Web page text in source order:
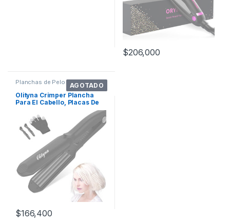
$206,000
AGOTADO
Planchas de Pelo
Olityna Crimper Plancha
Para El Cabello, Placas De
$166,400